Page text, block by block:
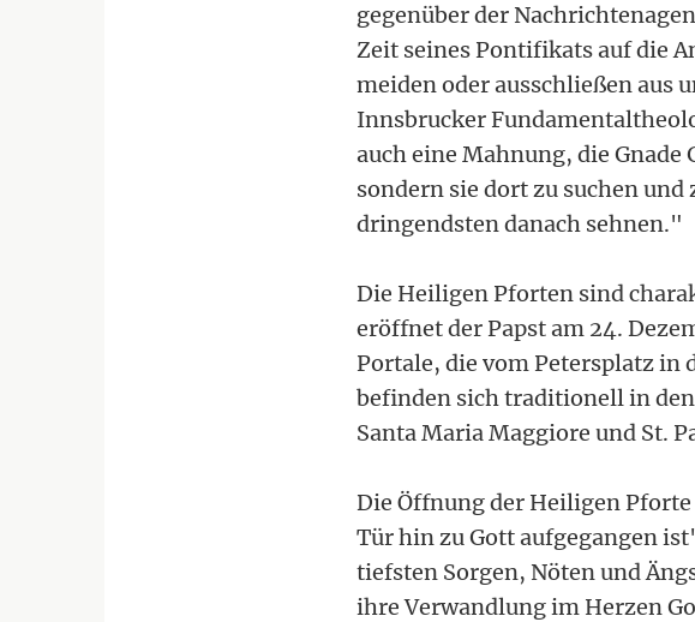
gegenüber der
Zeit seines Pontifikats auf die
meiden oder ausschließen aus
Innsbrucker
auch eine Mahnung, die
sondern sie dort zu suchen
dringendsten danach sehnen."
Die Heiligen Pforten sind
eröffnet der Papst am 24.
Portale, die vom Petersplatz in
befinden sich traditionell in
Santa Maria Maggiore und St.
Die Öffnung der Heiligen
Tür hin zu Gott aufgegangen
tiefsten Sorgen, Nöten und
ihre Verwandlung im Herzen